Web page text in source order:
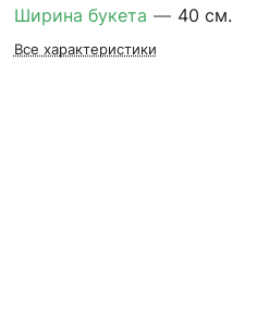
Ширина букета — 40 см.
Все характеристики